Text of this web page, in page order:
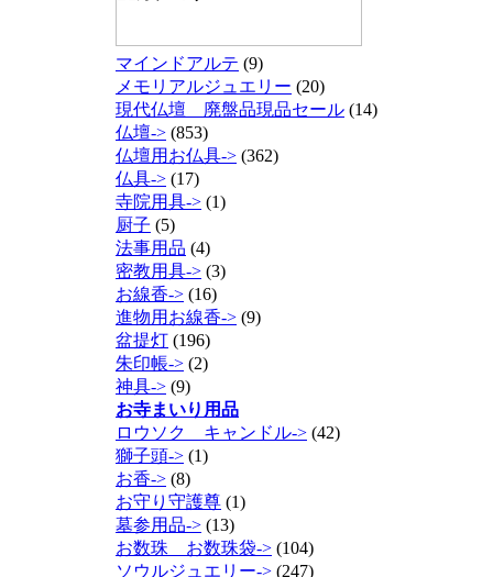
マインドアルテ (9)
メモリアルジュエリー (20)
現代仏壇 廃盤品現品セール (14)
仏壇-> (853)
仏壇用お仏具-> (362)
仏具-> (17)
寺院用具-> (1)
厨子 (5)
法事用品 (4)
密教用具-> (3)
お線香-> (16)
進物用お線香-> (9)
盆提灯 (196)
朱印帳-> (2)
神具-> (9)
お寺まいり用品
ロウソク キャンドル-> (42)
獅子頭-> (1)
お香-> (8)
お守り守護尊 (1)
墓参用品-> (13)
お数珠 お数珠袋-> (104)
ソウルジュエリー-> (247)